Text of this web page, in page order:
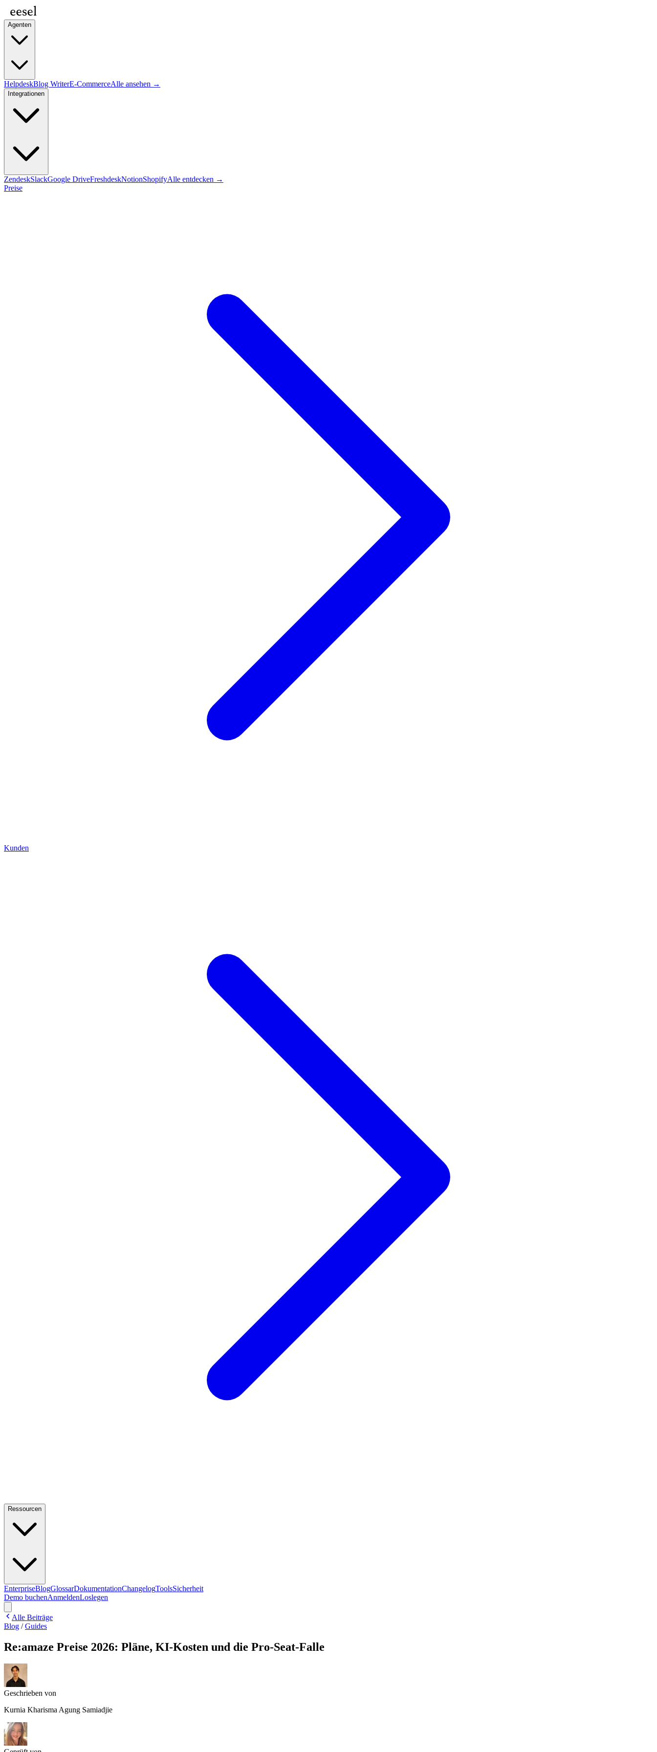
Agenten
HelpdeskBlog WriterE-CommerceAlle ansehen →
Integrationen
ZendeskSlackGoogle DriveFreshdeskNotionShopifyAlle entdecken →
Preise
Kunden
Ressourcen
EnterpriseBlogGlossarDokumentationChangelogToolsSicherheit
Demo buchenAnmeldenLoslegen
Alle Beiträge
Blog /Guides
Re:amaze Preise 2026: Pläne, KI-Kosten und die Pro-Seat-Falle
Geschrieben von
Kurnia Kharisma Agung Samiadjie